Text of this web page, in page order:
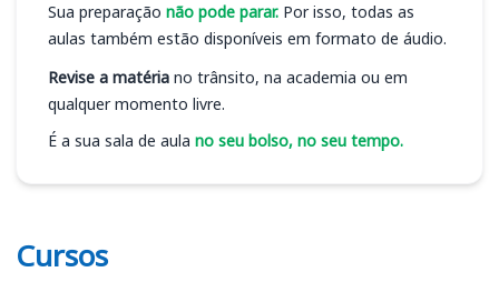
Sua preparação não pode parar. Por isso, todas as
aulas também estão disponíveis em formato de áudio.
Revise a matéria no trânsito, na academia ou em
qualquer momento livre.
É a sua sala de aula no seu bolso, no seu tempo.
Cursos